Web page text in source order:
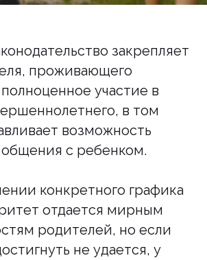
закрепляет
проживающего
участие в
в том
возможность
общения с ребенком.
конкретного графика
отдается мирным
родителей, но если
не удается, у